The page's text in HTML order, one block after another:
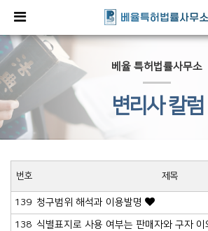
베율 특허법률사무소
변리사 칼럼
번호 제목
139 청구범위 해석과 이용발명
138 식별표지로 사용 여부는 판매자와 구자